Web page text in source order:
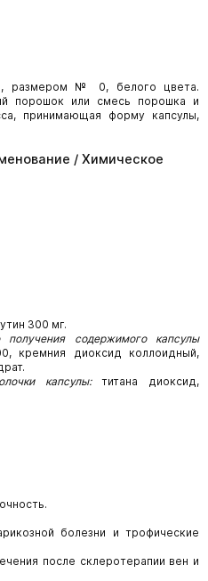
размером № 0, белого цвета.
порошок или смесь порошка и
принимающая форму капсулы,
/ Химическое
300 мг.
содержимого капсулы
кремния диоксид коллоидный,
капсулы:титана диоксид,
болезни и трофические
после склеротерапии вен и